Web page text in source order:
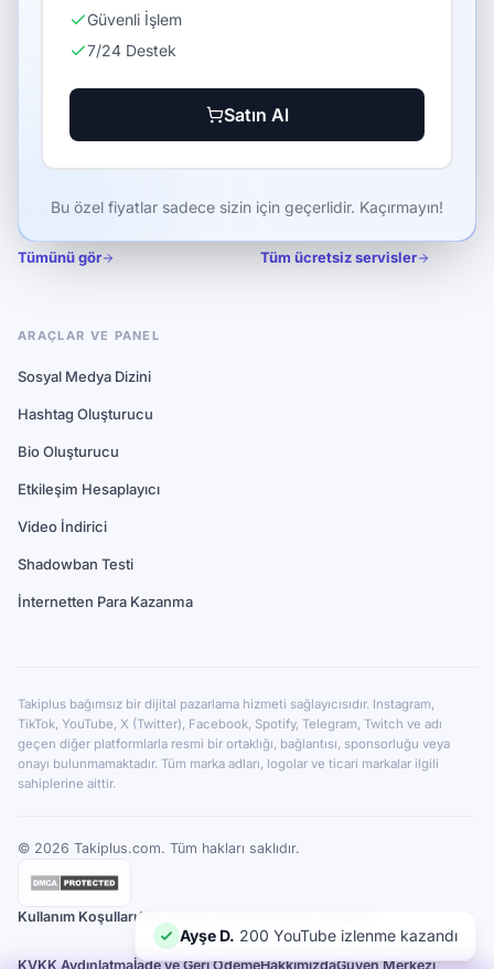
Can Y. 100 Instagram beğeni kazandı
Güvenli İşlem
7/24 Destek
Satın Al
Bu özel fiyatlar sadece sizin için geçerlidir. Kaçırmayın!
Instagram Takipçi Satın Al
Instagram Beğeni Satın Al
TikTok Takipçi Satın Al
TikTok İzlenme Satın Al
YouTube Abone Satın Al
Spotify Dinlenme Satın Al
Tümünü gör
FastWin Günlük Bonus
SociLand Mini Oyun
Tüm ücretsiz servisler
ARAÇLAR VE PANEL
Sosyal Medya Dizini
Hashtag Oluşturucu
Bio Oluşturucu
Etkileşim Hesaplayıcı
Video İndirici
Shadowban Testi
İnternetten Para Kazanma
Takiplus bağımsız bir dijital pazarlama hizmeti sağlayıcısıdır. Instagram,
TikTok, YouTube, X (Twitter), Facebook, Spotify, Telegram, Twitch ve adı
geçen diğer platformlarla resmi bir ortaklığı, bağlantısı, sponsorluğu veya
onayı bulunmamaktadır. Tüm marka adları, logolar ve ticari markalar ilgili
sahiplerine aittir.
© 2026 Takiplus.com. Tüm hakları saklıdır.
Kullanım KoşullarıAI Kullanım Politikası
KVKK Aydınlatmaİade ve Geri ÖdemeHakkımızdaGüven Merkezi